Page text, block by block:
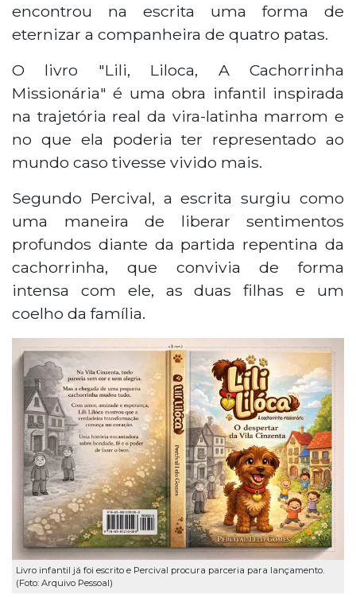
encontrou na escrita uma forma de
eternizar a companheira de quatro patas.
O livro "Lili, Liloca, A Cachorrinha
Missionária" é uma obra infantil inspirada
na trajetória real da vira-latinha marrom e
no que ela poderia ter representado ao
mundo caso tivesse vivido mais.
Segundo Percival, a escrita surgiu como
uma maneira de liberar sentimentos
profundos diante da partida repentina da
cachorrinha, que convivia de forma
intensa com ele, as duas filhas e um
coelho da família.
Livro infantil já foi escrito e Percival procura parceria para lançamento.
(Foto: Arquivo Pessoal)